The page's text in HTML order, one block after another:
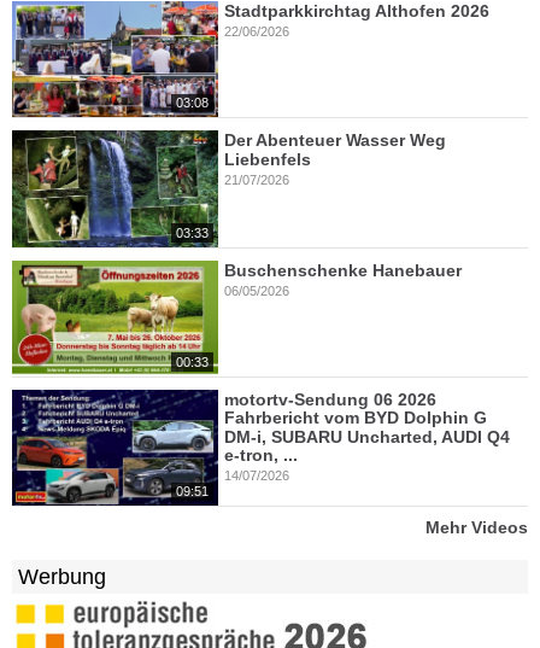
03:08
Stadtparkkirchtag Althofen 2026
22/06/2026
03:33
Der Abenteuer Wasser Weg
Liebenfels
21/07/2026
00:33
Buschenschenke Hanebauer
06/05/2026
09:51
motortv-Sendung 06 2026
Fahrbericht vom BYD Dolphin G
DM-i, SUBARU Uncharted, AUDI Q4
e-tron, ...
14/07/2026
Mehr Videos
Werbung